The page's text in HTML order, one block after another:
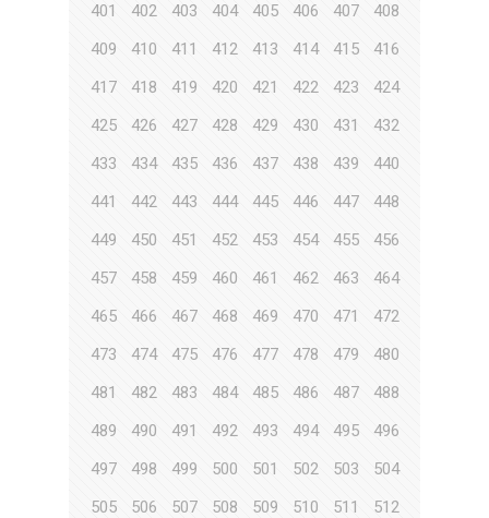
401
402 403 404 405 406 407
408
409
410 411 412 413 414 415
416
417
418 419 420 421 422 423
424
425
426 427 428 429 430 431
432
433
434 435 436 437 438 439
440
441
442 443 444 445 446 447
448
449
450 451 452 453 454 455
456
457
458 459 460 461 462 463
464
465
466 467 468 469 470 471
472
473
474 475 476 477 478 479
480
481
482 483 484 485 486 487
488
489
490 491 492 493 494 495
496
497
498 499 500 501 502 503
504
505
506 507 508 509 510 511
512